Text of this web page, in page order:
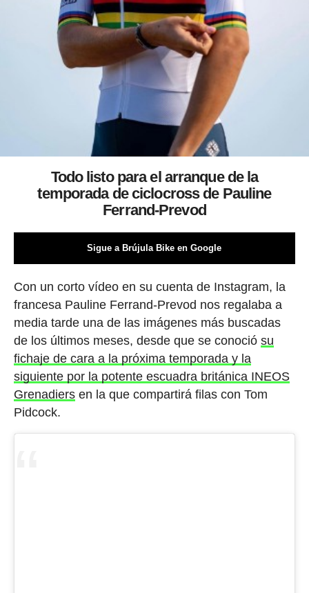
Todo listo para el arranque de la
temporada de ciclocross de Pauline
Ferrand-Prevod
Sigue a Brújula Bike en Google
Con un corto vídeo en su cuenta de Instagram, la
francesa Pauline Ferrand-Prevod nos regalaba a
media tarde una de las imágenes más buscadas
de los últimos meses, desde que se conoció su
fichaje de cara a la próxima temporada y la
siguiente por la potente escuadra británica INEOS
Grenadiersen la que compartirá filas con Tom
Pidcock.